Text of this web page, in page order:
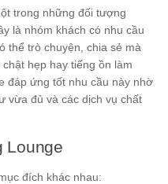
trong những đối tượng
là nhóm khách có nhu cầu
thể trò chuyện, chia sẻ mà
hẹp hay tiếng ồn làm
đáp ứng tốt nhu cầu này nhờ
vừa đủ và các dịch vụ chất
Lounge
đích khác nhau: